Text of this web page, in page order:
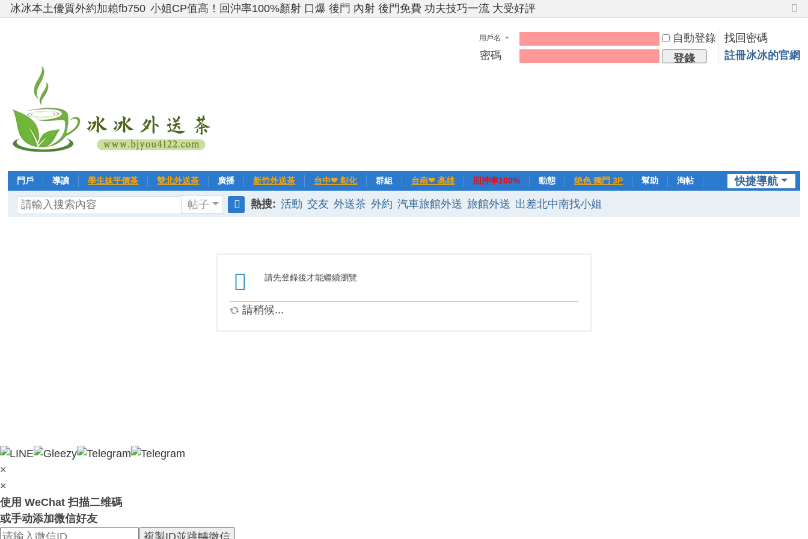
冰冰本土優質外約加賴fb750 小姐CP值高！回沖率100%顏射 口爆 後門 內射 後門免費 功夫技巧一流 大受好評
切
窄
版
用戶名 自動登錄
找回密碼
密碼
登錄 註冊冰冰的官網
快捷導航
門戶 導讀 學生妹平價茶 雙北外送茶 廣播 新竹外送茶 台中❤ 彰化 群組 台南❤ 高雄 回沖率100% 動態 绝色 獨門 3P 幫助
淘帖
帖子
熱搜: 活動 交友 外送茶 外約 汽車旅館外送 旅館外送 出差北中南找小姐
請先登錄後才能繼續瀏覽
請稍候...
×
×
使用 WeChat 扫描二维碼
或手动添加微信好友
複製ID並跳轉微信